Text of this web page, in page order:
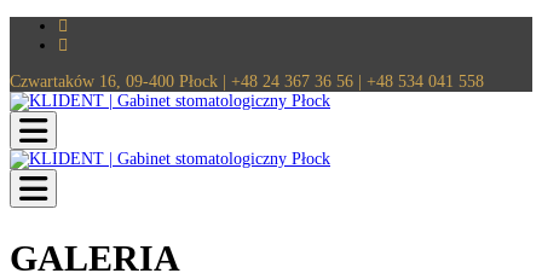
Czwartaków 16, 09-400 Płock | +48 24 367 36 56 | +48 534 041 558
Toggle navigation
Toggle navigation
GALERIA